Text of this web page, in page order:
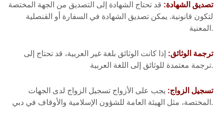
تصديق الشهادة: قد تحتاج الشهادة إلى التصديق من الجهة المختصة
لتكون قانونية. يمكن تصديق الشهادة في السفارة أو القنصلية
المعنية.
ترجمة الوثائق: إذا كانت الوثائق بلغة غير العربية، قد تحتاج إلى
ترجمة معتمدة للوثائق إلى اللغة العربية.
تسجيل الزواج: يجب على الأزواج تسجيل الزواج لدى الجهات
المختصة، مثل الهيئة العامة للشؤون الإسلامية والأوقاف في دبي.